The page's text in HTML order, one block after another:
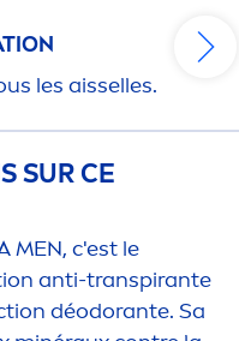
les aisselles.
SUR CE
MEN, c'est le
ion anti-transpirante
ion déodorante. Sa